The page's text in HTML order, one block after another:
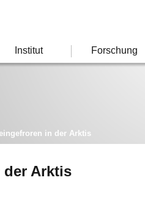
in der Arktis
Arktis
Institut Forschung